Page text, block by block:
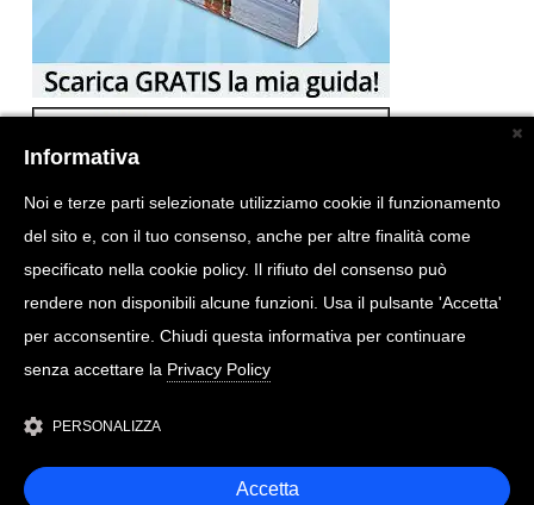
Informativa
Noi e terze parti selezionate utilizziamo cookie il funzionamento
del sito e, con il tuo consenso, anche per altre finalità come
specificato nella cookie policy. Il rifiuto del consenso può
rendere non disponibili alcune funzioni. Usa il pulsante 'Accetta'
per acconsentire. Chiudi questa informativa per continuare
senza accettare la Privacy Policy
PERSONALIZZA
Accetta